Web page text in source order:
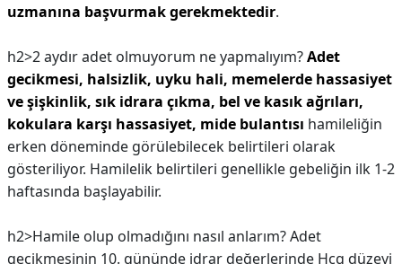
uzmanına başvurmak gerekmektedir.
h2>2 aydır adet olmuyorum ne yapmalıyım?Adet
gecikmesi, halsizlik, uyku hali, memelerde hassasiyet
ve şişkinlik, sık idrara çıkma, bel ve kasık ağrıları,
kokulara karşı hassasiyet, mide bulantısı hamileliğin
erken döneminde görülebilecek belirtileri olarak
gösteriliyor. Hamilelik belirtileri genellikle gebeliğin ilk 1-2
haftasında başlayabilir.
h2>Hamile olup olmadığını nasıl anlarım?Adet
gecikmesinin 10. gününde idrar değerlerinde Hcg düzeyi